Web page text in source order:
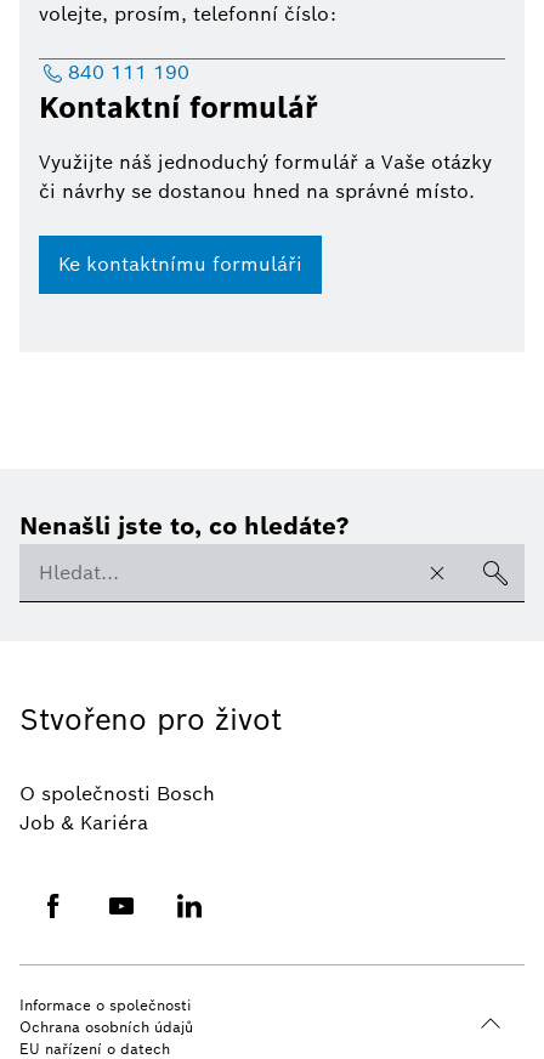
volejte, prosím, telefonní číslo:
840 111 190
Kontaktní formulář
Využijte náš jednoduchý formulář a Vaše otázky
či návrhy se dostanou hned na správné místo.
Ke kontaktnímu formuláři
Nenašli jste to, co hledáte?
Stvořeno pro život
O společnosti Bosch
Job & Kariéra
Informace o společnosti
Ochrana osobních údajů
EU nařízení o datech